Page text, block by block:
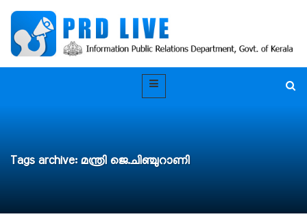
Tags archive: മന്ത്രി ജെ.ചിഞ്ചുറാണി